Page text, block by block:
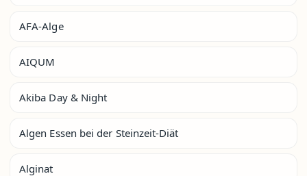
AFA-Alge
AIQUM
Akiba Day & Night
Algen Essen bei der Steinzeit-Diät
Alginat